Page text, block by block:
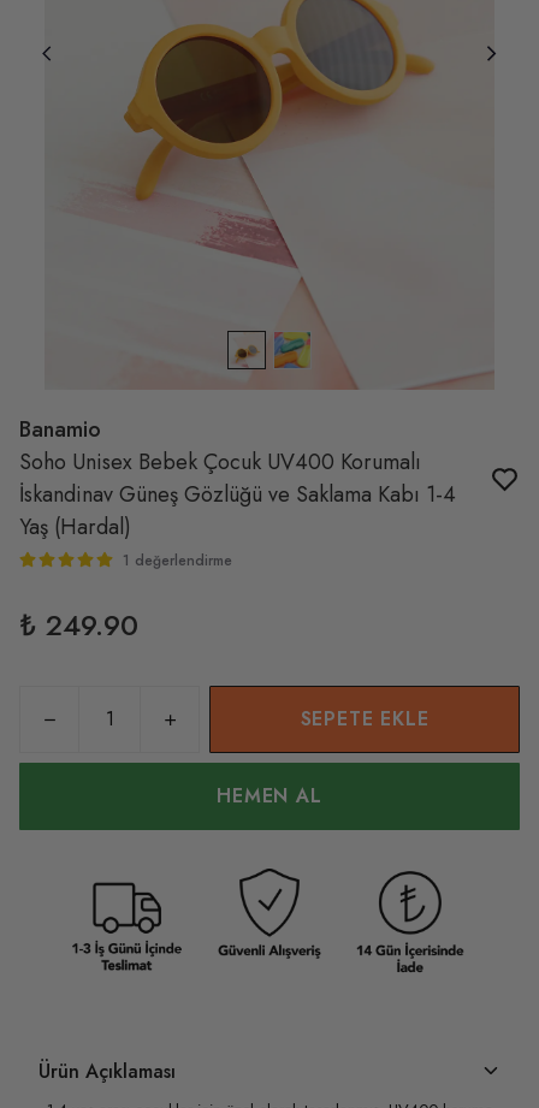
Banamio
Soho Unisex Bebek Çocuk UV400 Korumalı
İskandinav Güneş Gözlüğü ve Saklama Kabı 1-4
Yaş (Hardal)
1 değerlendirme
₺ 249.90
SEPETE EKLE
HEMEN AL
Ürün Açıklaması